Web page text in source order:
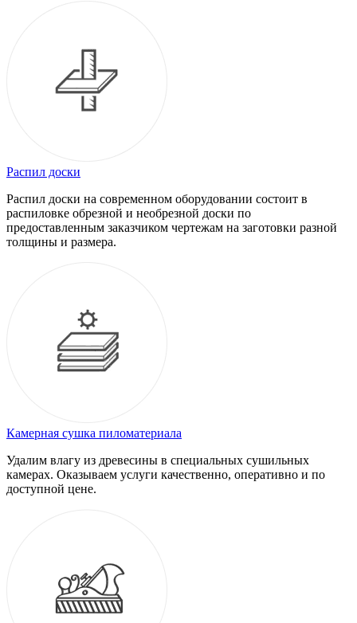
Распил доски
Распил доски на современном оборудовании состоит в
распиловке обрезной и необрезной доски по
предоставленным заказчиком чертежам на заготовки разной
толщины и размера.
Камерная сушка пиломатериала
Удалим влагу из древесины в специальных сушильных
камерах. Оказываем услуги качественно, оперативно и по
доступной цене.